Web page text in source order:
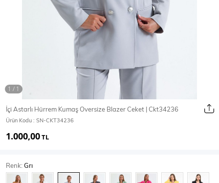
Mont & Kaban Yağmurluk
T-Shirt
İçi Astarlı Hürrem Kumaş Oversize Blazer Ceket | Ckt34236
Ürün Kodu : SN-CKT34236
1.000,00TL
Renk:Grı